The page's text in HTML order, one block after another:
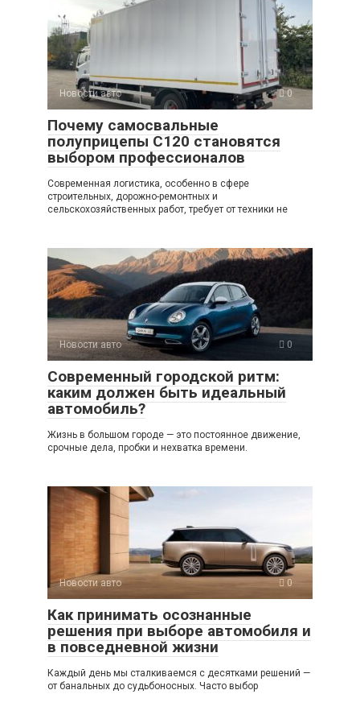
Новости авто 0
Почему самосвальные
полуприцепы C120 становятся
выбором профессионалов
Современная логистика, особенно в сфере
строительных, дорожно-ремонтных и
сельскохозяйственных работ, требует от техники не
Новости авто 0
Современный городской ритм:
каким должен быть идеальный
автомобиль?
Жизнь в большом городе — это постоянное движение,
срочные дела, пробки и нехватка времени.
Новости авто 0
Как принимать осознанные
решения при выборе автомобиля и
в повседневной жизни
Каждый день мы сталкиваемся с десятками решений —
от банальных до судьбоносных. Часто выбор